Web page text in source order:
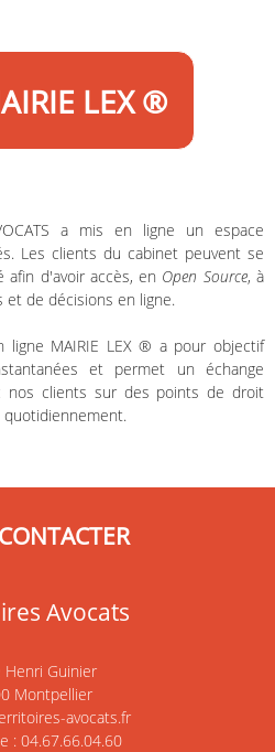
LEX ®
a mis en ligne un espace
Les clients du cabinet peuvent se
afin d'avoir accès, en Open Source, à
de décisions en ligne.
ligne MAIRIE LEX ® a pour objectif
et permet un échange
nos clients sur des points de droit
Avocats
Henri Guinier
Montpellier
avocats.fr
: 04.67.66.04.60